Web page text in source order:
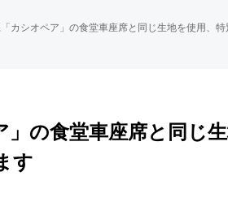
カシオペア」の食堂車座席と同じ生地を使用、
」の食堂車座席と同じ
す